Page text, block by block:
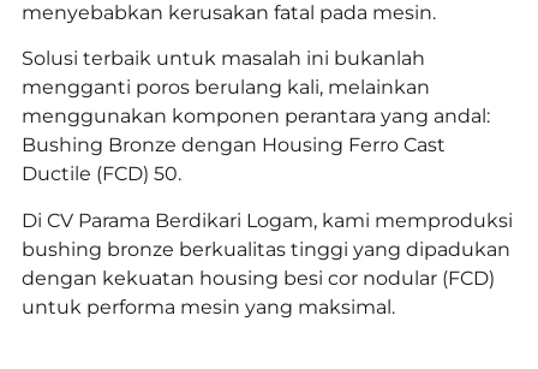
menyebabkan kerusakan fatal pada mesin.
Solusi terbaik untuk masalah ini bukanlah
mengganti poros berulang kali, melainkan
menggunakan komponen perantara yang andal:
Bushing Bronze dengan Housing Ferro Cast
Ductile (FCD) 50.
Di CV Parama Berdikari Logam, kami memproduksi
bushing bronze berkualitas tinggi yang dipadukan
dengan kekuatan housing besi cor nodular (FCD)
untuk performa mesin yang maksimal.